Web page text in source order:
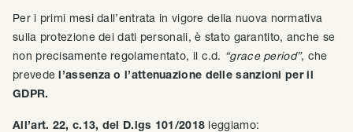
Per i primi mesi dall’entrata in vigore della nuova normativa
sulla protezione dei dati personali, è stato garantito, anche se
non precisamente regolamentato, il c.d. “grace period”, che
prevedel’assenza o l’attenuazione delle sanzioni per il
GDPR.
All’art. 22, c.13, del D.lgs 101/2018 leggiamo: